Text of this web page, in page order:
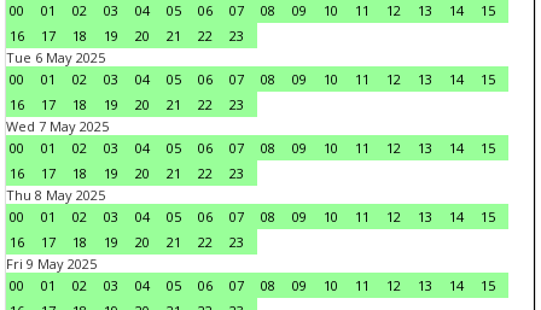
00
01 02 03 04 05 06 07 08 09 10 11 12 13 14
15
16
17 18 19 20 21 22
23
Tue 6 May 2025
00
01 02 03 04 05 06 07 08 09 10 11 12 13 14
15
16
17 18 19 20 21 22
23
Wed 7 May 2025
00
01 02 03 04 05 06 07 08 09 10 11 12 13 14
15
16
17 18 19 20 21 22
23
Thu 8 May 2025
00
01 02 03 04 05 06 07 08 09 10 11 12 13 14
15
16
17 18 19 20 21 22
23
Fri 9 May 2025
00
01 02 03 04 05 06 07 08 09 10 11 12 13 14
15